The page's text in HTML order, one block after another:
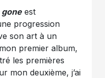
goneest
progression
son art à un
premier album,
les premières
mon deuxième, j’ai